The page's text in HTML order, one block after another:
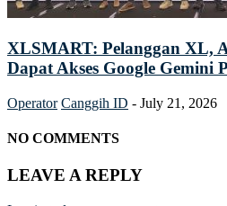
XLSMART: Pelanggan XL,
Dapat Akses Google Gemini
Operator Canggih ID - July 21, 2026
NO COMMENTS
LEAVE A REPLY